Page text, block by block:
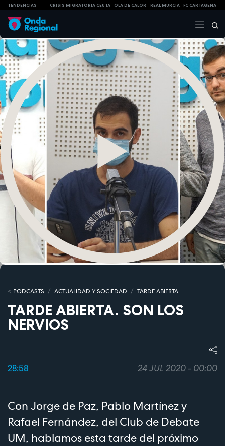
TENDENCIAS CRISIS MIGRATORIA CEUTA OLA DE CALOR REAL MURCIA FC CARTAGENA
PODCASTS ACTUALIDAD Y SOCIEDAD TARDE ABIERTA
TARDE ABIERTA. SON LOS
NERVIOS
28:58 24 JUL 2020 - 00:00
Con Jorge de Paz, Pablo Martínez y
Rafael Fernández, del Club de Debate
UM, hablamos esta tarde del próximo